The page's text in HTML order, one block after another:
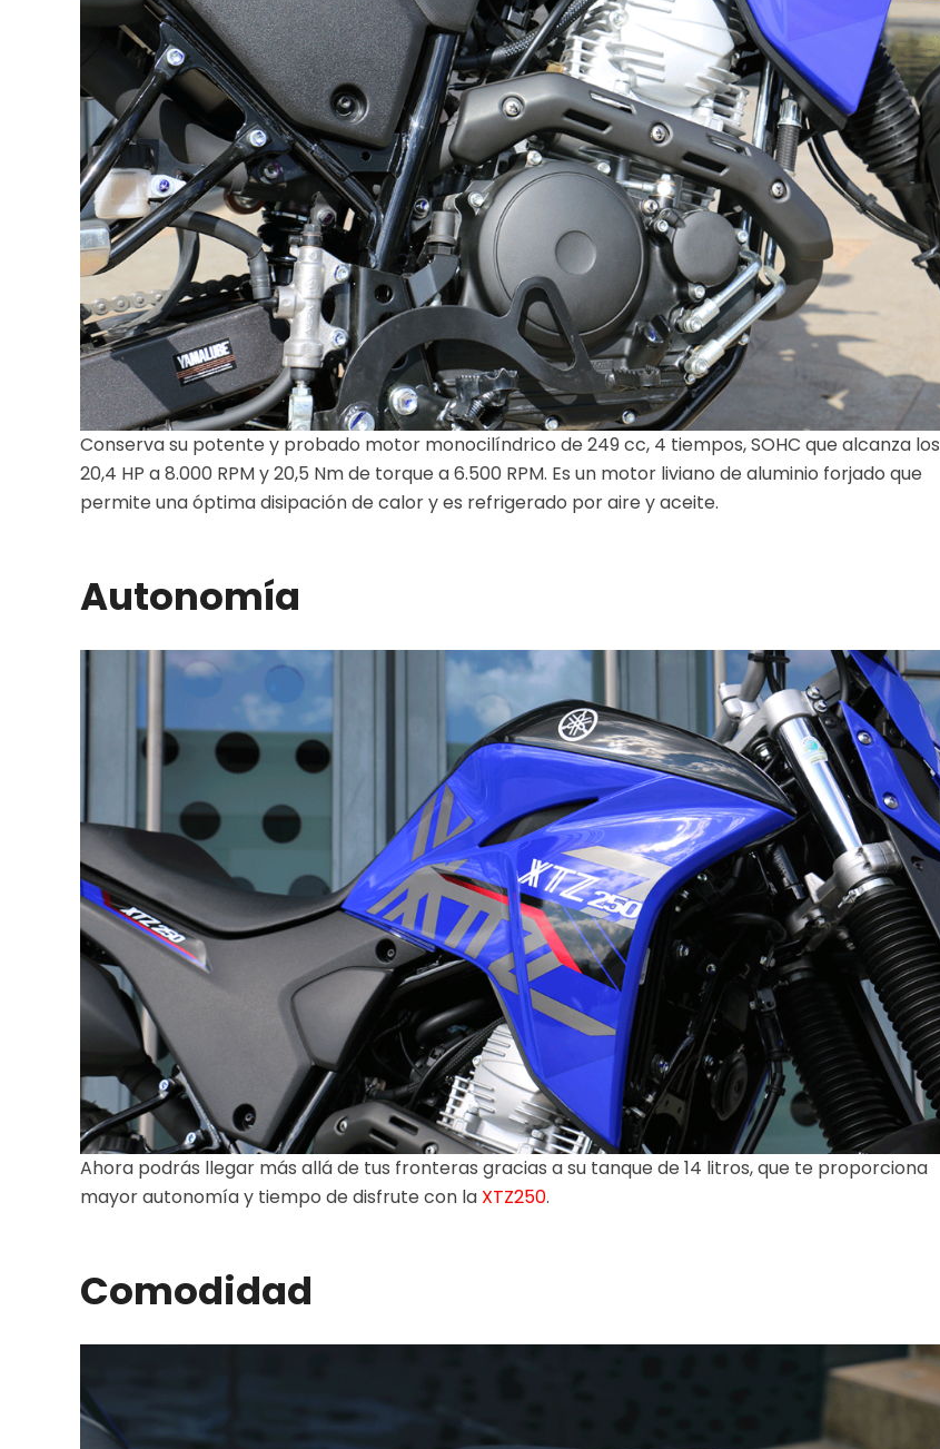
Conserva su potente y probado motor monocilíndrico de 249 cc, 4 tiempos, SOHC que alcanza los
20,4 HP a 8.000 RPM y 20,5 Nm de torque a 6.500 RPM. Es un motor liviano de aluminio forjado que
permite una óptima disipación de calor y es refrigerado por aire y aceite.
Autonomía
Ahora podrás llegar más allá de tus fronteras gracias a su tanque de 14 litros, que te proporciona
mayor autonomía y tiempo de disfrute con la XTZ250.
Comodidad